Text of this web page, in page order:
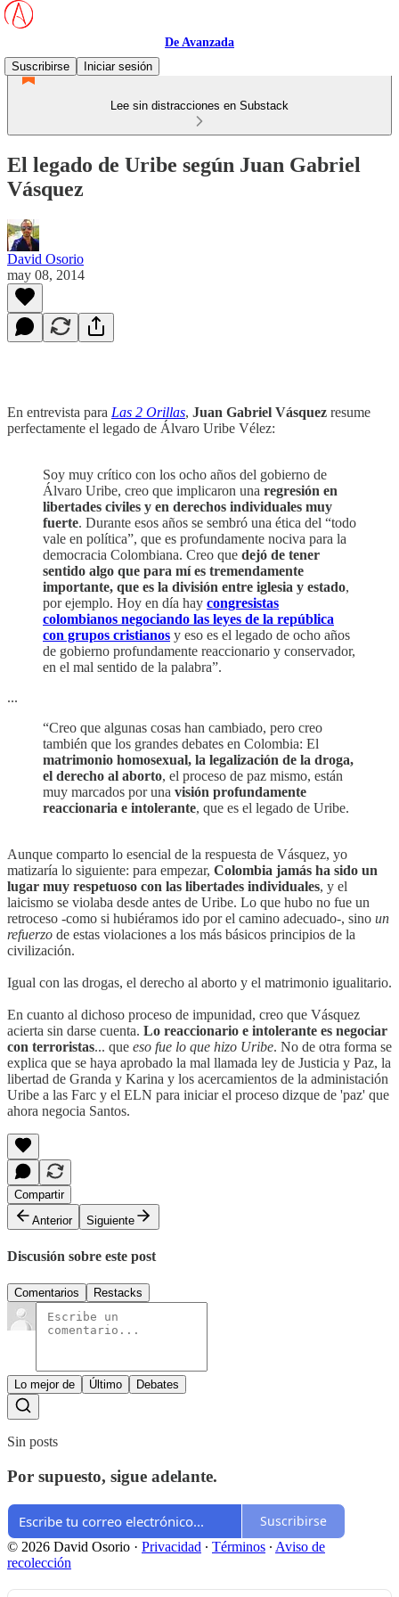
De Avanzada
Suscribirse
Iniciar sesión
Lee sin distracciones en Substack
El legado de Uribe según Juan Gabriel
Vásquez
David Osorio
may 08, 2014
En entrevista para Las 2 Orillas, Juan Gabriel Vásquez resume
perfectamente el legado de Álvaro Uribe Vélez:
Soy muy crítico con los ocho años del gobierno de
Álvaro Uribe, creo que implicaron una regresión en
libertades civiles y en derechos individuales muy
fuerte. Durante esos años se sembró una ética del “todo
vale en política”, que es profundamente nociva para la
democracia Colombiana. Creo que dejó de tener
sentido algo que para mí es tremendamente
importante, que es la división entre iglesia y estado,
por ejemplo. Hoy en día hay congresistas
colombianos negociando las leyes de la república
con grupos cristianos y eso es el legado de ocho años
de gobierno profundamente reaccionario y conservador,
en el mal sentido de la palabra”.
...
“Creo que algunas cosas han cambiado, pero creo
también que los grandes debates en Colombia: El
matrimonio homosexual, la legalización de la droga,
el derecho al aborto, el proceso de paz mismo, están
muy marcados por una visión profundamente
reaccionaria e intolerante, que es el legado de Uribe.
Aunque comparto lo esencial de la respuesta de Vásquez, yo
matizaría lo siguiente: para empezar, Colombia jamás ha sido un
lugar muy respetuoso con las libertades individuales, y el
laicismo se violaba desde antes de Uribe. Lo que hubo no fue un
retroceso -como si hubiéramos ido por el camino adecuado-, sino un
refuerzo de estas violaciones a los más básicos principios de la
civilización.
Igual con las drogas, el derecho al aborto y el matrimonio igualitario.
En cuanto al dichoso proceso de impunidad, creo que Vásquez
acierta sin darse cuenta. Lo reaccionario e intolerante es negociar
con terroristas... que eso fue lo que hizo Uribe. No de otra forma se
explica que se haya aprobado la mal llamada ley de Justicia y Paz, la
libertad de Granda y Karina y los acercamientos de la administación
Uribe a las Farc y el ELN para iniciar el proceso dizque de 'paz' que
ahora negocia Santos.
Compartir
Anterior
Siguiente
Discusión sobre este post
Comentarios Restacks
Lo mejor de Último Debates
Sin posts
Por supuesto, sigue adelante.
Suscribirse
© 2026 David Osorio · Privacidad ∙ Términos ∙ Aviso de
recolección